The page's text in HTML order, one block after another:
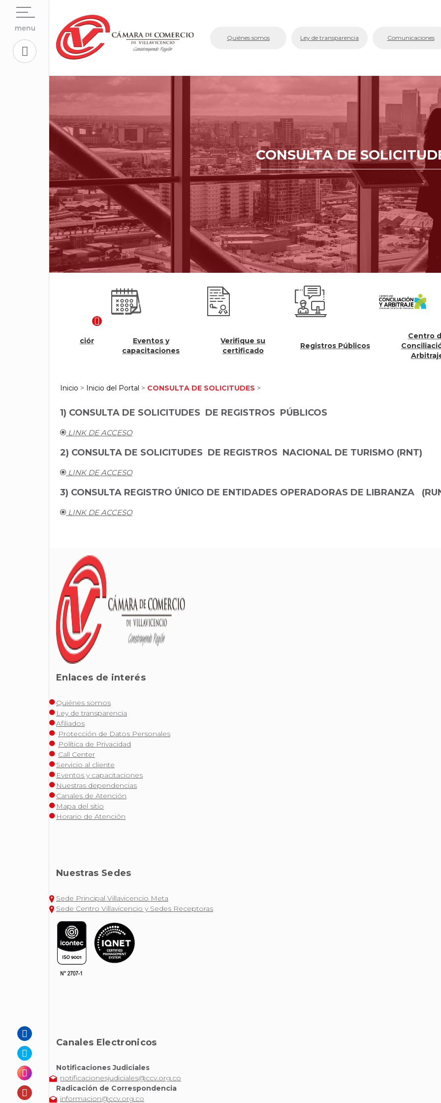
La Cámara
Servicios En Línea.
Open submenu (Competitividad y Proyectos)
Trabaje con Nosotros
Open submenu (Aplicativos Corporativos.)
Aplicativos Corporativos.
Eventos y
capacitaciones
Verifique su
certificado
Registros Públicos
Centro de
Conciliación y
Arbitraje
Inicio > Inicio del Portal > CONSULTA DE SOLICITUDES >
CONSULTA DE
1) CONSULTA DE SOLICITUDES DE REGISTROS PÚBLICOS
LINK DE ACCESO
2) CONSULTA DE SOLICITUDES DE REGISTROS NACIONAL DE TURISMO (RNT)
LINK DE ACCESO
3) CONSULTA REGISTRO ÚNICO DE ENTIDADES OPERADORAS DE LIBRANZA
LINK DE ACCESO
Enlaces de interés
Quiénes somos
Ley de transparencia
Afiliados
Protección de Datos Personales
Política de Privacidad
Call Center
Servicio al cliente
Eventos y capacitaciones
Nuestras dependencias
Canales de Atención
Mapa del sitio
Horario de Atención
Nuestras Sedes
Sede Principal Villavicencio Meta
Sede Centro Villavicencio y Sedes Receptoras
Canales Electronicos
Notificaciones Judiciales
notificacionesjudiciales@ccv.org.co
Radicación de Correspondencia
informacion@ccv.org.co
Quiénes somos Ley de transparencia Comunicaciones